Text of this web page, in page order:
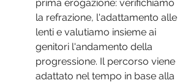
prima erogazione: verifichiamo
la refrazione, l'adattamento alle
lenti e valutiamo insieme ai
genitori l'andamento della
progressione. Il percorso viene
adattato nel tempo in base alla